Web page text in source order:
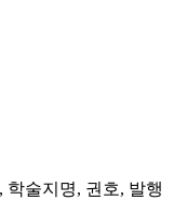
학술지명, 권호, 발행